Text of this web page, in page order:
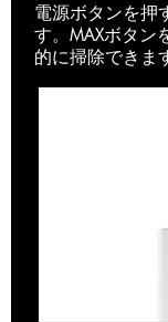
電源ボタンを押
す。MAXボタン
的に掃除できま